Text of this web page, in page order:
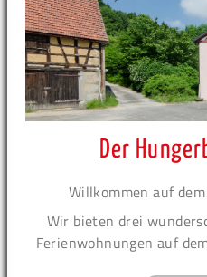
Der
Willkommen auf
Wir bieten drei
Ferienwohnungen auf